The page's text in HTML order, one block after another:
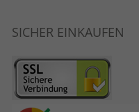
SICHER EINKAUFEN